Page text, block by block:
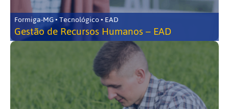
Formiga-MG • Tecnológico • EAD
Gestão de Recursos Humanos – EAD